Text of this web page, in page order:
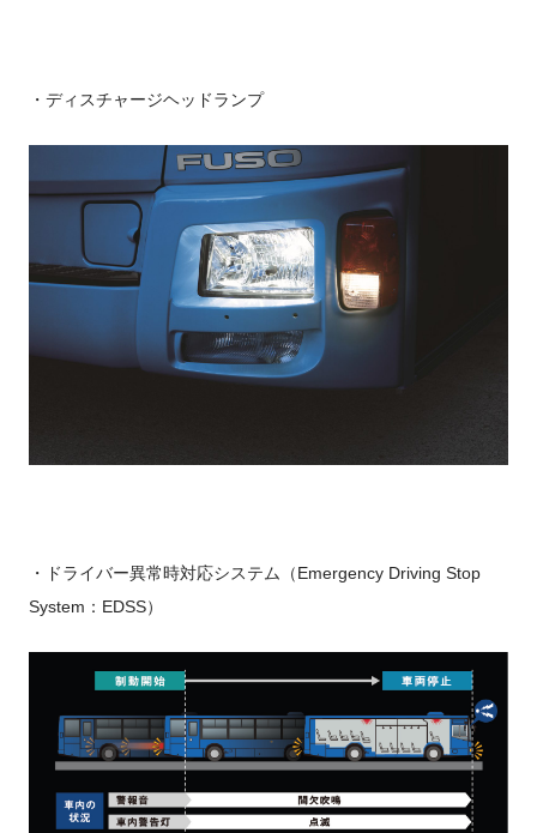
・ディスチャージヘッドランプ
・ドライバー異常時対応システム（Emergency Driving Stop
System：EDSS）